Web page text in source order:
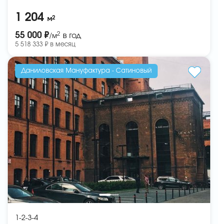
1 204 м2
55 000 ₽/м2 в год
5 518 333 ₽ в месяц
Даниловская Мануфактура - Сатиновый
1-2-3-4